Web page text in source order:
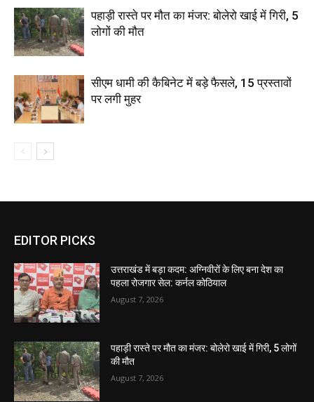
पहाड़ी रास्ते पर मौत का मंजर: बोलेरो खाई में गिरी, 5
लोगों की मौत
सीएम धामी की कैबिनेट में बड़े फैसले, 15 प्रस्तावों
पर लगी मुहर
EDITOR PICKS
उत्तराखंड में बड़ा कदम: अग्निवीरों के लिए बना देश का
पहला रोजगार सेल: कर्नल कोठियाल
August 7, 2026
पहाड़ी रास्ते पर मौत का मंजर: बोलेरो खाई में गिरी, 5 लोगों
की मौत
August 7, 2026